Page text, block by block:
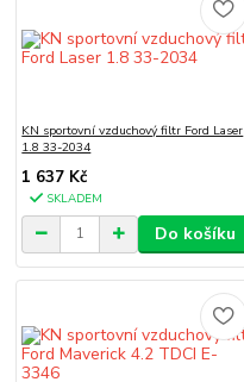
KN sportovní vzduchový filtr Ford Laser
1.8 33-2034
1 637 Kč
SKLADEM
Do košíku